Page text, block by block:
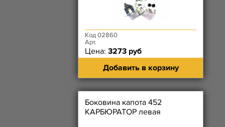
Код 02860
Арт.
Цена: 3273 руб
Добавить в корзину
Боковина капота 452
КАРБЮРАТОР левая